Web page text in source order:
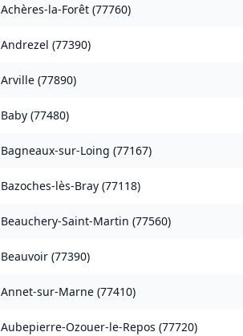
Achères-la-Forêt (77760)
Andrezel (77390)
Arville (77890)
Baby (77480)
Bagneaux-sur-Loing (77167)
Bazoches-lès-Bray (77118)
Beauchery-Saint-Martin (77560)
Beauvoir (77390)
Annet-sur-Marne (77410)
Aubepierre-Ozouer-le-Repos (77720)